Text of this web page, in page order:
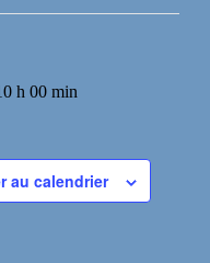
h 00 min
au calendrier